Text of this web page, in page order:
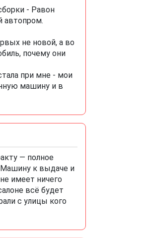
- Равон
автопром.
не новой, а во
почему они
при мне - мои
машину и в
— полное
Машину к выдаче и
имеет ничего
всё будет
с улицы кого